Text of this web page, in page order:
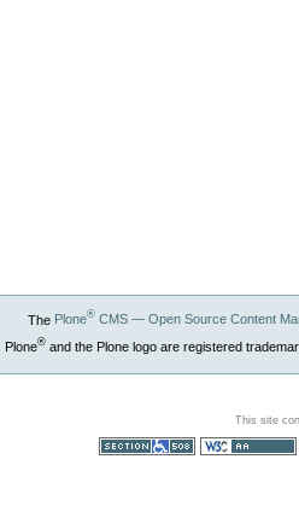
The Plone®CMS — Open Source Content
Plone®and the Plone logo are registered
This site